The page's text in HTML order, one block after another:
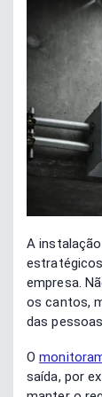
A
empresa.
os cantos,
das
O
saída, por